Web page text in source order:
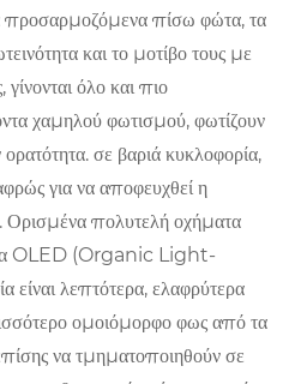
προσαρμοζόμενα πίσω φώτα, τα
και το μοτίβο τους με
όλο και πιο
χαμηλού φωτισμού, φωτίζουν
σε βαριά κυκλοφορία,
για να αποφευχθεί η
πολυτελή οχήματα
OLED (Organic Light-
λεπτότερα, ελαφρύτερα
ομοιόμορφο φως από τα
να τμηματοποιηθούν σε